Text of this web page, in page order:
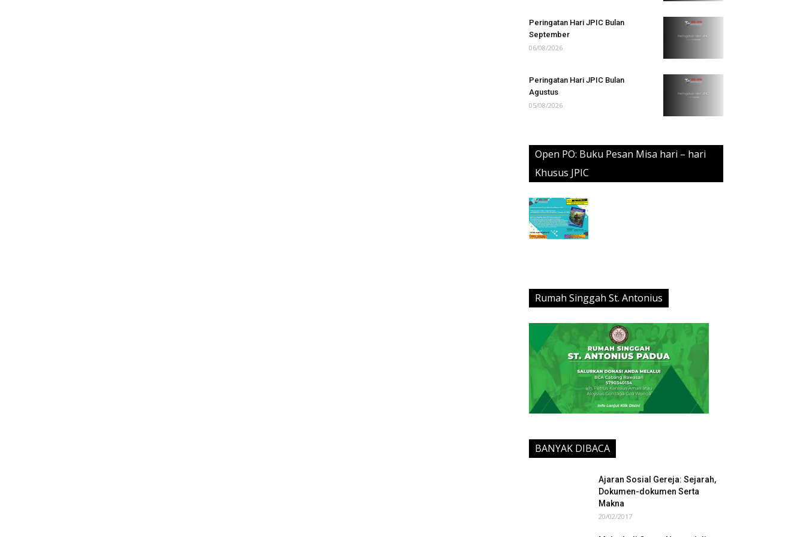
Peringatan Hari JPIC Bulan
September
06/08/2026
Peringatan Hari JPIC Bulan
Agustus
05/08/2026
Open PO: Buku Pesan Misa hari – hari
Khusus JPIC
Rumah Singgah St. Antonius
BANYAK DIBACA
Ajaran Sosial Gereja: Sejarah,
Dokumen-dokumen Serta
Makna
20/02/2017